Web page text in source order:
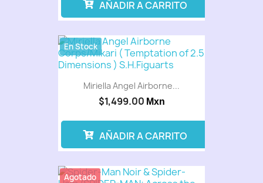
AÑADIR A CARRITO
Miriella Angel Airborne...
$1,499.00 Mxn
En Stock
AÑADIR A CARRITO
Agotado